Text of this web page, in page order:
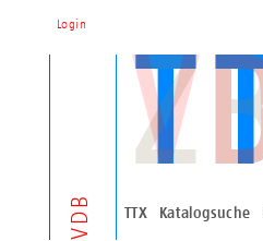
VDB TTX Katalogsuche
Login